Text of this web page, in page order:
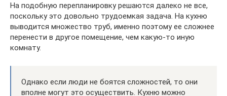
На подобную перепланировку решаются далеко не все,
поскольку это довольно трудоемкая задача. На кухню
выводится множество труб, именно поэтому ее сложнее
перенести в другое помещение, чем какую-то иную
комнату.
Однако если люди не боятся сложностей, то они
вполне могут это осуществить. Кухню можно